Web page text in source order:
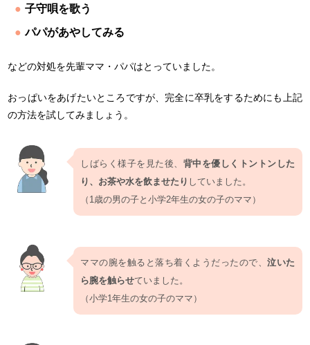
子守唄を歌う
パパがあやしてみる
などの対処を先輩ママ・パパはとっていました。
おっぱいをあげたいところですが、完全に卒乳をするためにも上記
の方法を試してみましょう。
しばらく様子を見た後、 背中を優しくトントンした
り、お茶や水を飲ませたり していました。
（1歳の男の子と小学2年生の女の子のママ）
ママの腕を触ると落ち着くようだったので、泣いた
ら腕を触らせていました。
（小学1年生の女の子のママ）